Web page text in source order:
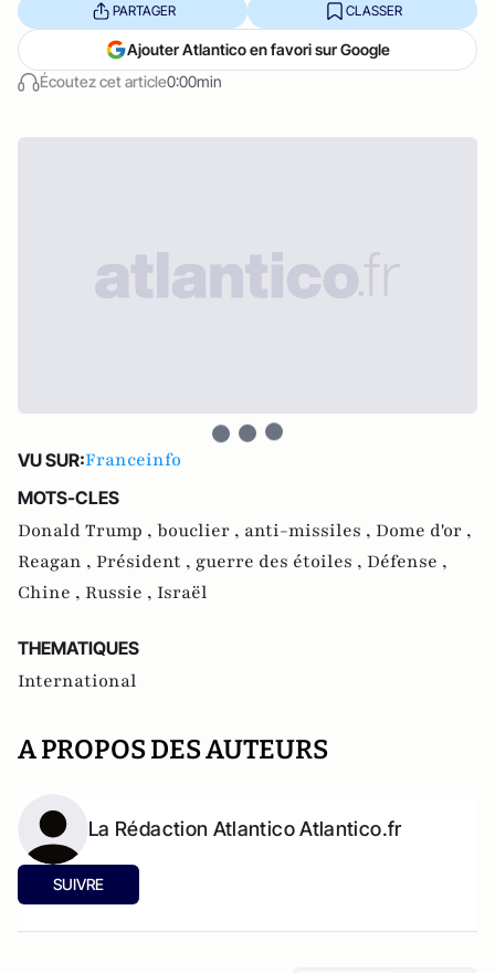
Écoutez cet article0:00min
PARTAGER CLASSER
Ajouter Atlantico en favori sur Google
VU SUR:Franceinfo
MOTS-CLES
Donald Trump , bouclier , anti-missiles , Dome d'or ,
Reagan , Président , guerre des étoiles , Défense ,
Chine , Russie , Israël
THEMATIQUES
International
A PROPOS DES AUTEURS
La Rédaction Atlantico Atlantico.fr
SUIVRE